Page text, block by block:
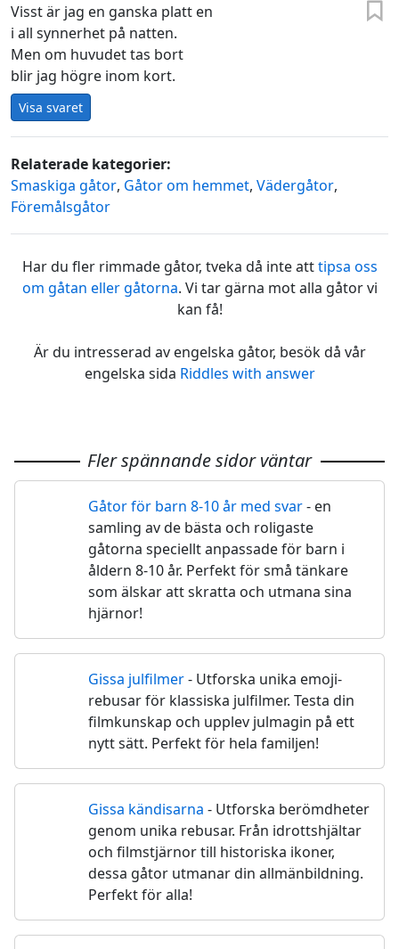
Visst är jag en ganska platt en
i all synnerhet på natten.
Men om huvudet tas bort
blir jag högre inom kort.
Visa svaret
Relaterade kategorier:
Smaskiga gåtor, Gåtor om hemmet, Vädergåtor,
Föremålsgåtor
Har du fler rimmade gåtor, tveka då inte atttipsa oss
om gåtan eller gåtorna. Vi tar gärna mot alla gåtor vi
kan få!
Är du intresserad av engelska gåtor, besök då vår
engelska sida Riddles with answer
Fler spännande sidor väntar
Gåtor för barn 8-10 år med svar- en
samling av de bästa och roligaste
gåtorna speciellt anpassade för barn i
åldern 8-10 år. Perfekt för små tänkare
som älskar att skratta och utmana sina
hjärnor!
Gissa julfilmer- Utforska unika emoji-
rebusar för klassiska julfilmer. Testa din
filmkunskap och upplev julmagin på ett
nytt sätt. Perfekt för hela familjen!
Gissa kändisarna - Utforska berömdheter
genom unika rebusar. Från idrottshjältar
och filmstjärnor till historiska ikoner,
dessa gåtor utmanar din allmänbildning.
Perfekt för alla!